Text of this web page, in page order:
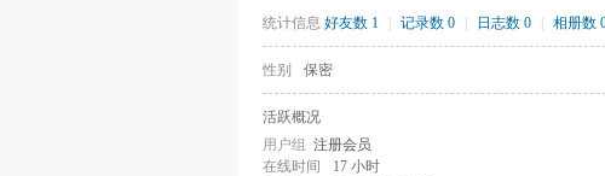
统计信息 好友数 1 记录数 0 日志数 0 相册数
性别 保密
活跃概况
用户组 注册会员
在线时间
17 小时